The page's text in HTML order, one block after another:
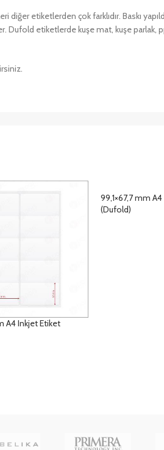
etiketlerden çok farklıdır. Baskı
Dufold etiketlerde kuşe mat, kuşe parlak,
A4 Inkjet Etiket
99,1×67,7 mm
(Dufold)